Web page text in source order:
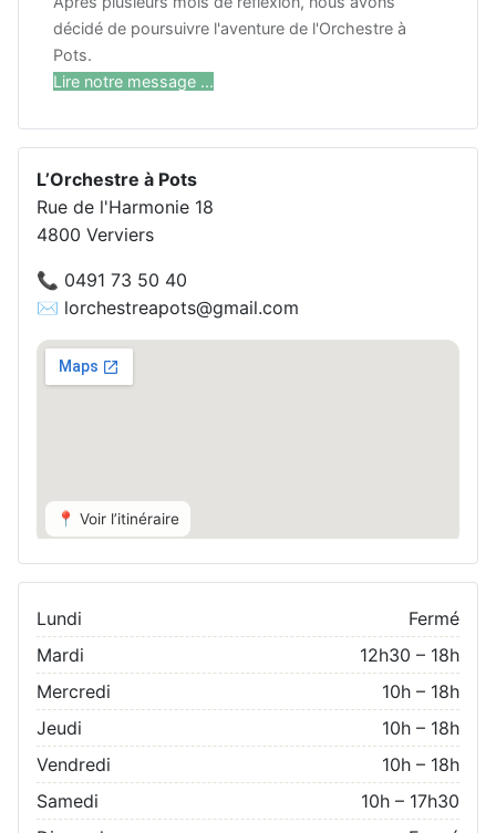
décidé de poursuivre l'aventure de l'Orchestre à
Pots.
Lire notre message ...
L’Orchestre à Pots
Rue de l'Harmonie 18
4800 Verviers
📞 0491 73 50 40
✉️ lorchestreapots@gmail.com
📍 Voir l’itinéraire
Lundi
Fermé
Mardi
12h30 – 18h
Mercredi
10h – 18h
Jeudi
10h – 18h
Vendredi
10h – 18h
Samedi
10h – 17h30